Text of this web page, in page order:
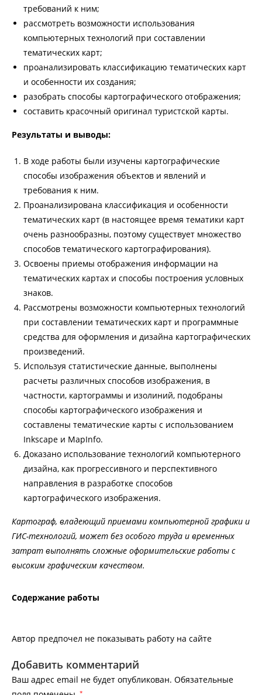
требований к ним;
рассмотреть возможности использования
компьютерных технологий при составлении
тематических карт;
проанализировать классификацию тематических карт
и особенности их создания;
разобрать способы картографического отображения;
составить красочный оригинал туристской карты.
Результаты и выводы:
В ходе работы были изучены картографические
способы изображения объектов и явлений и
требования к ним.
Проанализирована классификация и особенности
тематических карт (в настоящее время тематики карт
очень разнообразны, поэтому существует множество
способов тематического картографирования).
Освоены приемы отображения информации на
тематических картах и способы построения условных
знаков.
Рассмотрены возможности компьютерных технологий
при составлении тематических карт и программные
средства для оформления и дизайна картографических
произведений.
Используя статистические данные, выполнены
расчеты различных способов изображения, в
частности, картограммы и изолиний, подобраны
способы картографического изображения и
составлены тематические карты с использованием
Inkscape и MapInfo.
Доказано использование технологий компьютерного
дизайна, как прогрессивного и перспективного
направления в разработке способов
картографического изображения.
Картограф, владеющий приемами компьютерной графики и
ГИС-технологий, может без особого труда и временных
затрат выполнять сложные оформительские работы с
высоким графическим качеством.
Содержание работы
Автор предпочел не показывать работу на сайте
Добавить комментарий
Ваш адрес email не будет опубликован. Обязательные
*